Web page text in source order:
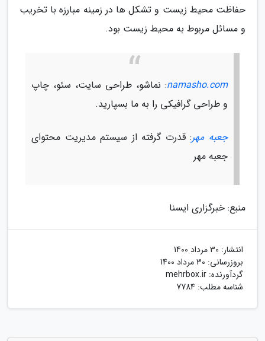
حفاظت محیط زیست و تشکل ها در زمینه مبارزه با تخریب
و مسائل مربوط به محیط زیست بود.
namasho.com: نماشو، طراحی سایت، سئو، چاپ
و طراحی گرافیکی را به ما بسپارید.
جعبه مهر: قدرت گرفته از سیستم مدیریت محتوای
جعبه مهر
منبع: خبرگزاری ایسنا
انتشار: 30 مرداد 1400
بروزرسانی: 30 مرداد 1400
گردآورنده: mehrbox.ir
شناسه مطلب: 7784